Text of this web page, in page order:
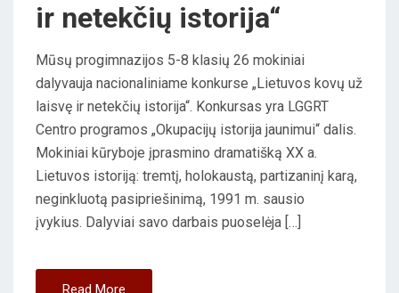
ir netekčių istorija“
Mūsų progimnazijos 5-8 klasių 26 mokiniai
dalyvauja nacionaliniame konkurse „Lietuvos kovų už
laisvę ir netekčių istorija“. Konkursas yra LGGRT
Centro programos „Okupacijų istorija jaunimui“ dalis.
Mokiniai kūryboje įprasmino dramatišką XX a.
Lietuvos istoriją: tremtį, holokaustą, partizaninį karą,
neginkluotą pasipriešinimą, 1991 m. sausio
įvykius. Dalyviai savo darbais puoselėja […]
Read More